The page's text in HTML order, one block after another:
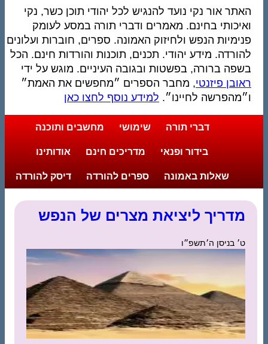
האתר אור נקי נועד להנגיש לכל יהודי תוכן כשר, נקי
ואיכותי בחינם. מאמרים ודברי תורה במסע לעומק
פנימיות הנפש ולחיזוק האמונה. ספרים, חוברות ועלונים
להורדה. מידע יהודי. תכנים, תוכנות והורדות חינם. הכל
בשפה ברורה, בפשטות ובגובה העיניים. מוגש על ידי
ראובן פיזנטי, מחבר הספרים ״מחפשים את האמת״
ו״מהפרשה לחיינו״. למידע נוסף לחצו כאן
דברי תורה שימושי מחשבים ותוכנה
בידור ופנאי מדריכים חינם אודותינו
שאלות באמונה ספרים להורדה דיסק להורדה
מדריך ליציאת מצרים של הנפש
ט׳ בניסן ה׳תשפ״ו